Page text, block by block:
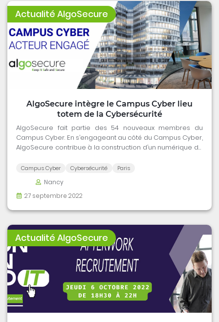
Actualité AlgoSecure
AlgoSecure intègre le Campus Cyber lieu
totem de la Cybersécurité
AlgoSecure fait partie des 54 nouveaux membres du
Campus Cyber. En s’engageant au côté du Campus Cyber,
AlgoSecure contribue à la construction d’un numérique de
Cybersécurité.
Campus Cyber Cybersécurité Paris
Nancy
27 septembre 2022
Actualité AlgoSecure